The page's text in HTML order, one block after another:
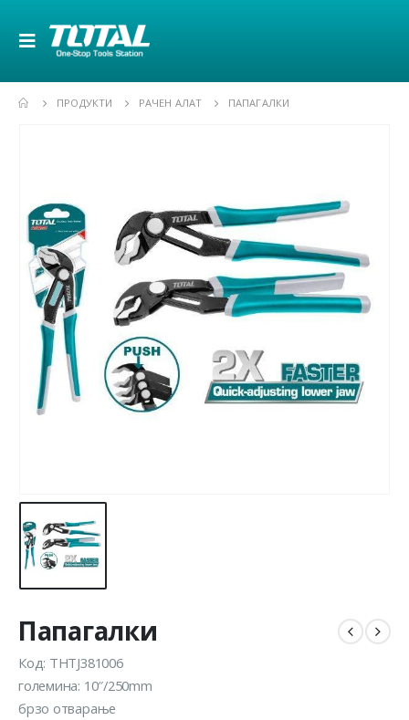
ПРОДУКТИ РАЧЕН АЛАТ ПАПАГАЛКИ
Папагалки
Код: THTJ381006
големина: 10″/250mm
брзо отварање